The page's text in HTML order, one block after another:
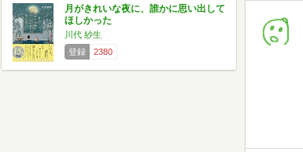
月がきれいな夜に、誰かに思い出して
ほしかった
川代 紗生
登録
2380